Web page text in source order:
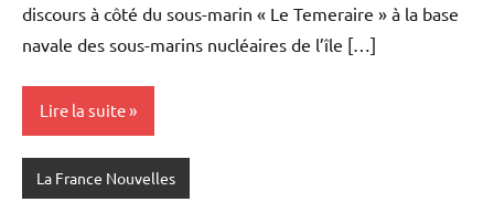
discours à côté du sous-marin « Le Temeraire » à la base
navale des sous-marins nucléaires de l’île […]
Lire la suite
La France Nouvelles